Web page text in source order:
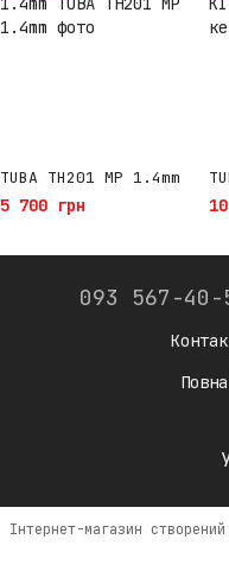
TUBA TH201 MP 1.4mm
5 700 грн
093 567-40-
Інтернет-магазин